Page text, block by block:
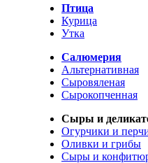
Птица
Курица
Утка
Салюмерия
Альтернативная
Сыровяленая
Сырокопченная
Сыры и
Огурчики и
Оливки и грибы
Сыры и